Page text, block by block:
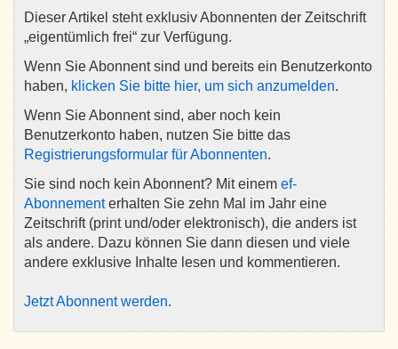
Dieser Artikel steht exklusiv Abonnenten der Zeitschrift
„eigentümlich frei“ zur Verfügung.
Wenn Sie Abonnent sind und bereits ein Benutzerkonto
haben, klicken Sie bitte hier, um sich anzumelden.
Wenn Sie Abonnent sind, aber noch kein
Benutzerkonto haben, nutzen Sie bitte das
Registrierungsformular für Abonnenten.
Sie sind noch kein Abonnent? Mit einem ef-
Abonnementerhalten Sie zehn Mal im Jahr eine
Zeitschrift (print und/oder elektronisch), die anders ist
als andere. Dazu können Sie dann diesen und viele
andere exklusive Inhalte lesen und kommentieren.
Jetzt Abonnent werden.